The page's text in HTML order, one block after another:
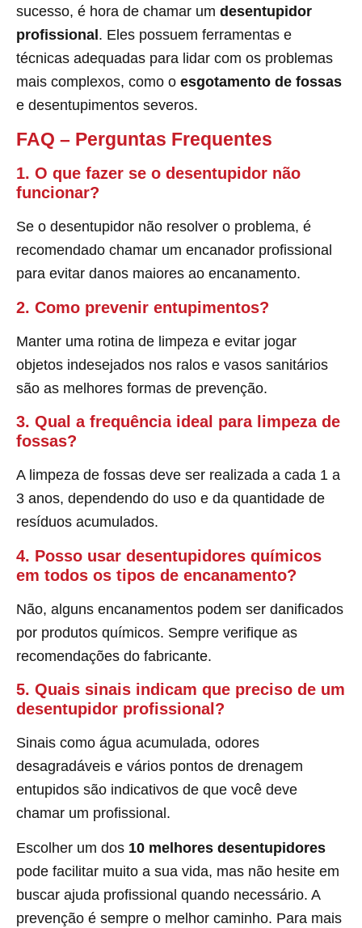
sucesso, é hora de chamar um desentupidor
profissional . Eles possuem ferramentas e
técnicas adequadas para lidar com os problemas
mais complexos, como o esgotamento de fossas
e desentupimentos severos.
FAQ – Perguntas Frequentes
1. O que fazer se o desentupidor não
funcionar?
Se o desentupidor não resolver o problema, é
recomendado chamar um encanador profissional
para evitar danos maiores ao encanamento.
2. Como prevenir entupimentos?
Manter uma rotina de limpeza e evitar jogar
objetos indesejados nos ralos e vasos sanitários
são as melhores formas de prevenção.
3. Qual a frequência ideal para limpeza de
fossas?
A limpeza de fossas deve ser realizada a cada 1 a
3 anos, dependendo do uso e da quantidade de
resíduos acumulados.
4. Posso usar desentupidores químicos
em todos os tipos de encanamento?
Não, alguns encanamentos podem ser danificados
por produtos químicos. Sempre verifique as
recomendações do fabricante.
5. Quais sinais indicam que preciso de um
desentupidor profissional?
Sinais como água acumulada, odores
desagradáveis e vários pontos de drenagem
entupidos são indicativos de que você deve
chamar um profissional.
Escolher um dos 10 melhores desentupidores
pode facilitar muito a sua vida, mas não hesite em
buscar ajuda profissional quando necessário. A
prevenção é sempre o melhor caminho. Para mais